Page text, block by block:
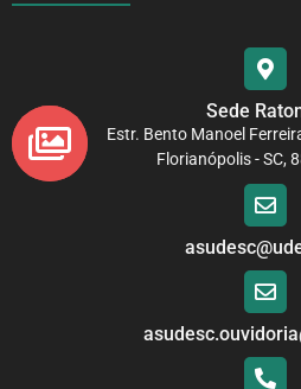
Sede
Estr. Bento Manoel
Florianópolis - SC,